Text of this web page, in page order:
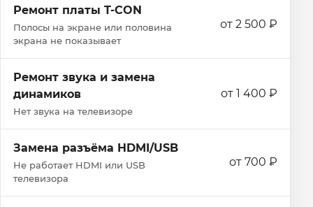
Ремонт платы T-CON
Полосы на экране или половина
экрана не показывает
от 2 500 ₽
Ремонт звука и замена
динамиков
Нет звука на телевизоре
от 1 400 ₽
Замена разъёма HDMI/USB
Не работает HDMI или USB
телевизора
от 700 ₽